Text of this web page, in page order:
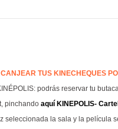
TUS KINECHEQUES
podrás reservar tu
pinchando aquí KINEPOLIS-
seleccionada la sala y la película